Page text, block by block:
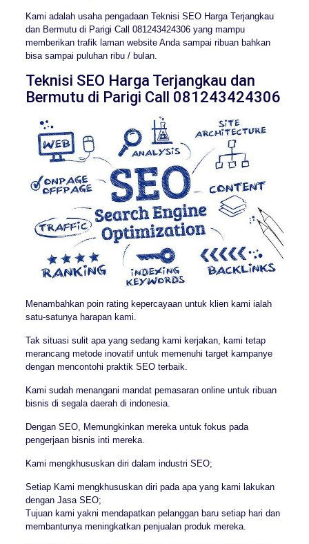
Kami adalah usaha pengadaan Teknisi SEO Harga Terjangkau
dan Bermutu di Parigi Call 081243424306 yang mampu
memberikan trafik laman website Anda sampai ribuan bahkan
bisa sampai puluhan ribu / bulan.
Teknisi SEO Harga Terjangkau dan
Bermutu di Parigi Call 081243424306
Menambahkan poin rating kepercayaan untuk klien kami ialah
satu-satunya harapan kami.
Tak situasi sulit apa yang sedang kami kerjakan, kami tetap
merancang metode inovatif untuk memenuhi target kampanye
dengan mencontohi praktik SEO terbaik.
Kami sudah menangani mandat pemasaran online untuk ribuan
bisnis di segala daerah di indonesia.
Dengan SEO, Memungkinkan mereka untuk fokus pada
pengerjaan bisnis inti mereka.
Kami mengkhususkan diri dalam industri SEO;
Setiap Kami mengkhususkan diri pada apa yang kami lakukan
dengan Jasa SEO;
Tujuan kami yakni mendapatkan pelanggan baru setiap hari dan
membantunya meningkatkan penjualan produk mereka.